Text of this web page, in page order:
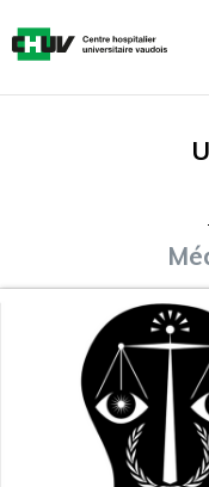
au
contenu